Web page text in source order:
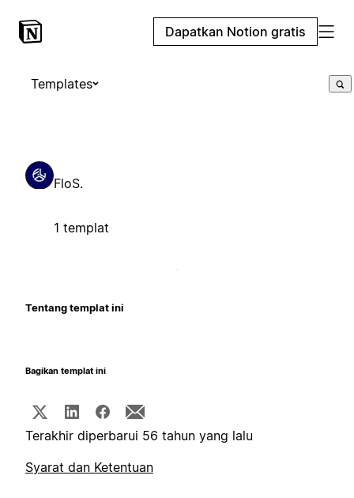
Dapatkan Notion gratis
Templates
FloS.
1 templat
Tentang templat ini
Bagikan templat ini
Terakhir diperbarui 56 tahun yang lalu
Syarat dan Ketentuan